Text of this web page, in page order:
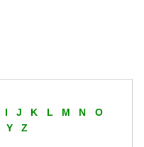
I J K L M N
O
Y Z